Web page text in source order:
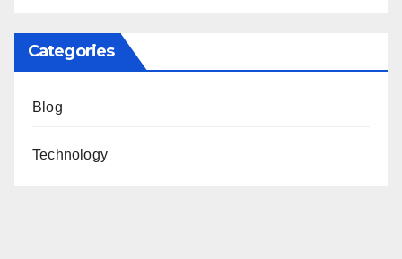
Categories
Blog
Technology